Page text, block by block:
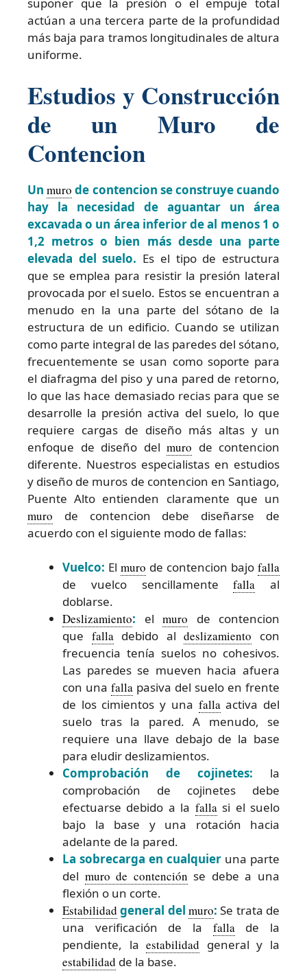
suponer que la presión o el empuje total
actúan a una tercera parte de la profundidad
más baja para tramos longitudinales de altura
uniforme.
Estudios y Construcción
de un Muro de
Contencion
Unmuro de contencion se construye cuando
hay la necesidad de aguantar un área
excavada o un área inferior de al menos 1 o
1,2 metros o bien más desde una parte
elevada del suelo. Es el tipo de estructura
que se emplea para resistir la presión lateral
provocada por el suelo. Estos se encuentran a
menudo en la una parte del sótano de la
estructura de un edificio. Cuando se utilizan
como parte integral de las paredes del sótano,
frecuentemente se usan como soporte para
el diafragma del piso y una pared de retorno,
lo que las hace demasiado recias para que se
desarrolle la presión activa del suelo, lo que
requiere cargas de diseño más altas y un
enfoque de diseño del muro de contencion
diferente. Nuestros especialistas en estudios
y diseño de muros de contencion en Santiago,
Puente Alto entienden claramente que un
muro de contencion debe diseñarse de
acuerdo con el siguiente modo de fallas:
Vuelco: El muro de contencion bajo falla
de vuelco sencillamentefalla al
doblarse.
Deslizamiento: el muro de contencion
que falladebido aldeslizamiento con
frecuencia tenía suelos no cohesivos.
Las paredes se mueven hacia afuera
con una falla pasiva del suelo en frente
de los cimientos y una fallaactiva del
suelo tras la pared. A menudo, se
requiere una llave debajo de la base
para eludir deslizamientos.
Comprobación de cojinetes: la
comprobación de cojinetes debe
efectuarse debido a la fallasi el suelo
bajo la base y una rotación hacia
adelante de la pared.
La sobrecarga en cualquier una parte
del muro de contención se debe a una
flexión o un corte.
Estabilidad general del muro: Se trata de
una verificación de la fallade la
pendiente, laestabilidad general y la
estabilidad de la base.